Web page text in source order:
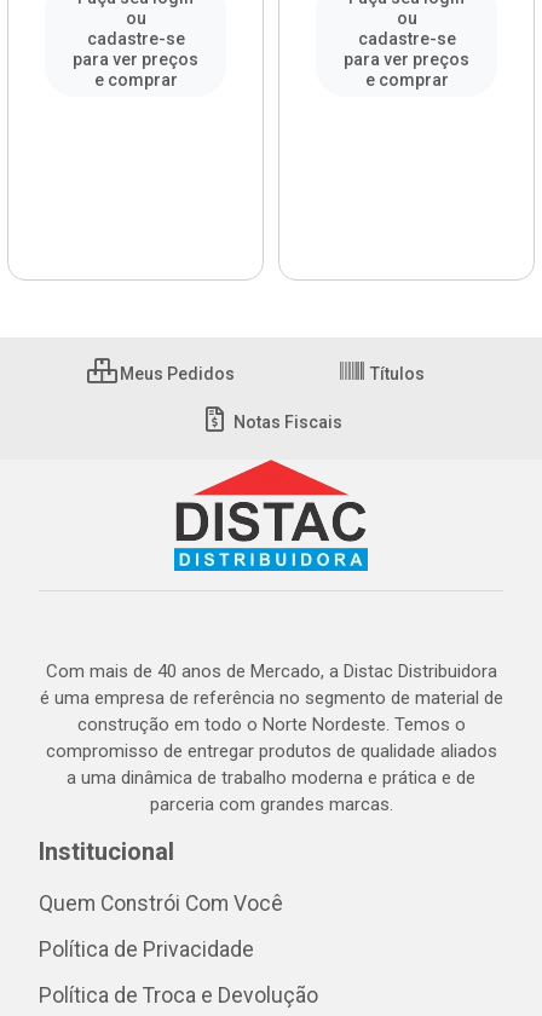
ou
cadastre-se
para ver preços
e comprar
ou
cadastre-se
para ver preços
e comprar
Meus Pedidos Títulos
Notas Fiscais
Com mais de 40 anos de Mercado, a Distac Distribuidora
é uma empresa de referência no segmento de material de
construção em todo o Norte Nordeste. Temos o
compromisso de entregar produtos de qualidade aliados
a uma dinâmica de trabalho moderna e prática e de
parceria com grandes marcas.
Institucional
Quem Constrói Com Você
Política de Privacidade
Política de Troca e Devolução